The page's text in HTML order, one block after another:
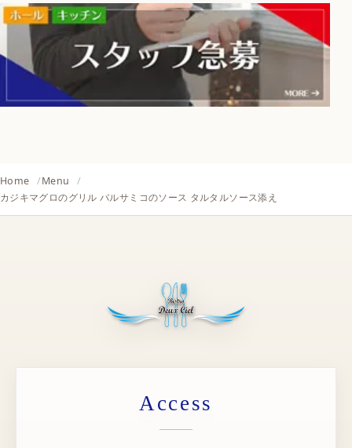
Home
Menu
カジキマグロのグリル バルサミコのソース タルタルソース添え
Access